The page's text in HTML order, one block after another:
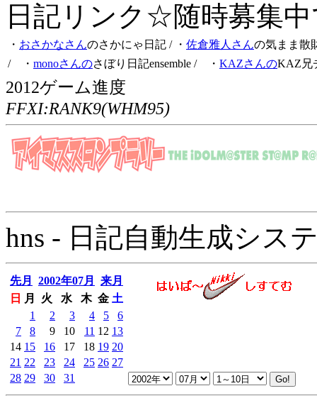
日記リンク☆随時募集
・ おさかなさんのさかにゃ日記 / ・ 佐倉雅人さんの気まま散
/ ・ monoさんのさぼり日記ensemble / ・ KAZさんのKAZ兄
2012ゲーム進度
FFXI:RANK9(WHM95)
hns - 日記自動生成シス
先月 2002年07月
来月
日
月 火 水 木 金 土
1
2 3 4 5
6
7
8 9 10 11 12 13
14 15 16 17 18 19 20
21 22 23 24 25 26 27
28 29 30 31